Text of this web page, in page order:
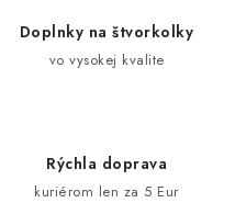
Doplnky na štvorkolky
vo vysokej kvalite
Rýchla doprava
kuriérom len za 5 Eur